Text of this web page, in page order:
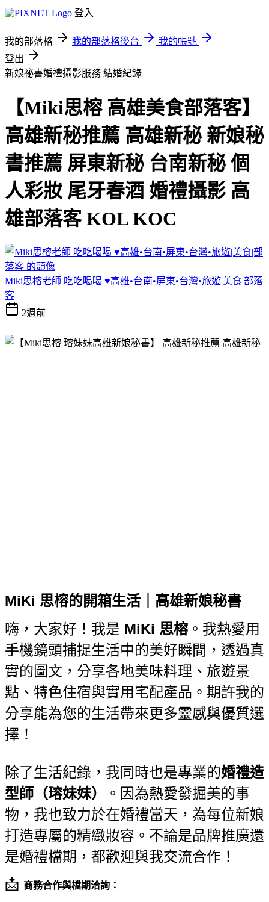
登入
我的部落格 我的部落格後台
我的帳號
登出
新娘祕書婚禮攝影服務 結婚紀錄
【Miki思榕 高雄美食部落客】
高雄新秘推薦 高雄新秘 新娘秘
書推薦 屏東新秘 台南新秘 個
人彩妝 尾牙春酒 婚禮攝影 高
雄部落客 KOL KOC
Miki思榕老師 吃吃喝喝 ♥️高雄•台南•屏東•台灣•旅遊|美食|部落
客
2週前
MiKi 思榕的開箱生活｜高雄新娘秘書
嗨，大家好！我是 MiKi 思榕。我熱愛用
手機鏡頭捕捉生活中的美好瞬間，透過真
實的圖文，分享各地美味料理、旅遊景
點、特色住宿與實用宅配產品。期許我的
分享能為您的生活帶來更多靈感與優質選
擇！
除了生活紀錄，我同時也是專業的婚禮造
型師（瑢妹妹）
。因為熱愛發掘美的事
物，我也致力於在婚禮當天，為每位新娘
打造專屬的精緻妝容。不論是品牌推廣還
是婚禮檔期，都歡迎與我交流合作！
📩 商務合作與檔期洽詢：